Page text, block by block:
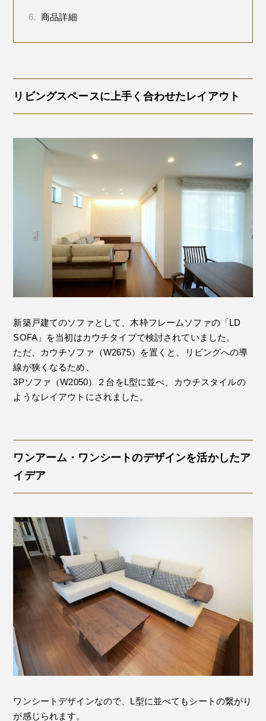
6. 商品詳細
リビングスペースに上手く合わせたレイアウト
新築戸建てのソファとして、木枠フレームソファの「LD
SOFA」を当初はカウチタイプで検討されていました。
ただ、カウチソファ（W2675）を置くと、リビングへの導
線が狭くなるため、
3Pソファ（W2050）２台をL型に並べ、カウチスタイルの
ようなレイアウトにされました。
ワンアーム・ワンシートのデザインを活かしたア
イデア
ワンシートデザインなので、L型に並べてもシートの繋がり
が感じられます。